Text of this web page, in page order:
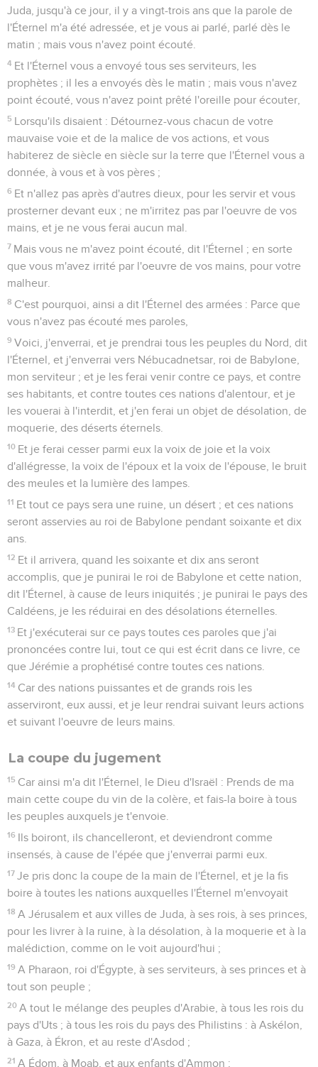
Juda, jusqu'à ce jour, il y a vingt-trois ans que la parole de
l'Éternel m'a été adressée, et je vous ai parlé, parlé dès le
matin ; mais vous n'avez point écouté.
4 Et l'Éternel vous a envoyé tous ses serviteurs, les
prophètes ; il les a envoyés dès le matin ; mais vous n'avez
point écouté, vous n'avez point prêté l'oreille pour écouter,
5 Lorsqu'ils disaient : Détournez-vous chacun de votre
mauvaise voie et de la malice de vos actions, et vous
habiterez de siècle en siècle sur la terre que l'Éternel vous a
donnée, à vous et à vos pères ;
6 Et n'allez pas après d'autres dieux, pour les servir et vous
prosterner devant eux ; ne m'irritez pas par l'oeuvre de vos
mains, et je ne vous ferai aucun mal.
7 Mais vous ne m'avez point écouté, dit l'Éternel ; en sorte
que vous m'avez irrité par l'oeuvre de vos mains, pour votre
malheur.
8 C'est pourquoi, ainsi a dit l'Éternel des armées : Parce que
vous n'avez pas écouté mes paroles,
9 Voici, j'enverrai, et je prendrai tous les peuples du Nord, dit
l'Éternel, et j'enverrai vers Nébucadnetsar, roi de Babylone,
mon serviteur ; et je les ferai venir contre ce pays, et contre
ses habitants, et contre toutes ces nations d'alentour, et je
les vouerai à l'interdit, et j'en ferai un objet de désolation, de
moquerie, des déserts éternels.
10 Et je ferai cesser parmi eux la voix de joie et la voix
d'allégresse, la voix de l'époux et la voix de l'épouse, le bruit
des meules et la lumière des lampes.
11 Et tout ce pays sera une ruine, un désert ; et ces nations
seront asservies au roi de Babylone pendant soixante et dix
ans.
12 Et il arrivera, quand les soixante et dix ans seront
accomplis, que je punirai le roi de Babylone et cette nation,
dit l'Éternel, à cause de leurs iniquités ; je punirai le pays des
Caldéens, je les réduirai en des désolations éternelles.
13 Et j'exécuterai sur ce pays toutes ces paroles que j'ai
prononcées contre lui, tout ce qui est écrit dans ce livre, ce
que Jérémie a prophétisé contre toutes ces nations.
14 Car des nations puissantes et de grands rois les
asserviront, eux aussi, et je leur rendrai suivant leurs actions
et suivant l'oeuvre de leurs mains.
La coupe du jugement
15 Car ainsi m'a dit l'Éternel, le Dieu d'Israël : Prends de ma
main cette coupe du vin de la colère, et fais-la boire à tous
les peuples auxquels je t'envoie.
16 Ils boiront, ils chancelleront, et deviendront comme
insensés, à cause de l'épée que j'enverrai parmi eux.
17 Je pris donc la coupe de la main de l'Éternel, et je la fis
boire à toutes les nations auxquelles l'Éternel m'envoyait
18 A Jérusalem et aux villes de Juda, à ses rois, à ses princes,
pour les livrer à la ruine, à la désolation, à la moquerie et à la
malédiction, comme on le voit aujourd'hui ;
19 A Pharaon, roi d'Égypte, à ses serviteurs, à ses princes et à
tout son peuple ;
20 A tout le mélange des peuples d'Arabie, à tous les rois du
pays d'Uts ; à tous les rois du pays des Philistins : à Askélon,
à Gaza, à Ékron, et au reste d'Asdod ;
21 A Édom, à Moab, et aux enfants d'Ammon ;